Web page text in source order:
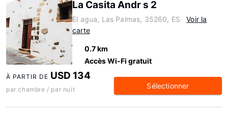
La Casita Andr s 2
El agua, Las Palmas, 35260, ES
Voir la
carte
0.7 km
Accès Wi-Fi gratuit
À PARTIR DE USD 134
par chambre / par nuit Sélectionner